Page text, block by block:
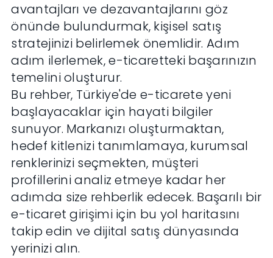
avantajları ve dezavantajlarını göz
önünde bulundurmak, kişisel satış
stratejinizi belirlemek önemlidir. Adım
adım ilerlemek, e-ticaretteki başarınızın
temelini oluşturur.
Bu rehber, Türkiye'de e-ticarete yeni
başlayacaklar için hayati bilgiler
sunuyor. Markanızı oluşturmaktan,
hedef kitlenizi tanımlamaya, kurumsal
renklerinizi seçmekten, müşteri
profillerini analiz etmeye kadar her
adımda size rehberlik edecek. Başarılı bir
e-ticaret girişimi için bu yol haritasını
takip edin ve dijital satış dünyasında
yerinizi alın.